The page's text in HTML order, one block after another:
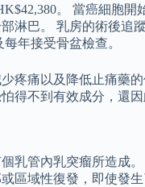
。 當癌細胞
淋巴。 乳房的術後
年接受骨盆檢查。
疼痛以及降低止痛藥
得不到有效成分，還因
乳管內乳突瘤所造成
區域性復發，即使發